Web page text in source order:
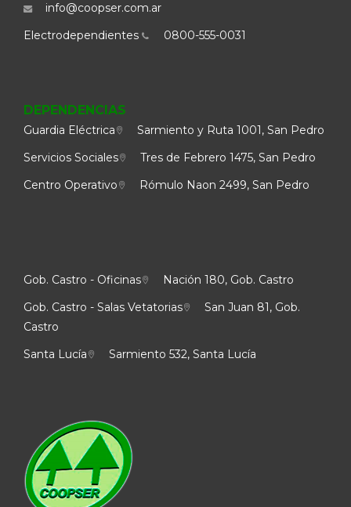
info@coopser.com.ar
Electrodependientes
0800-555-0031
DEPENDENCIAS
Guardia Eléctrica
Sarmiento y Ruta 1001, San Pedro
Servicios Sociales
Tres de Febrero 1475, San Pedro
Centro Operativo
Rómulo Naon 2499, San Pedro
Gob. Castro - Oficinas
Nación 180, Gob. Castro
Gob. Castro - Salas Vetatorias
San Juan 81, Gob.
Castro
Santa Lucía
Sarmiento 532, Santa Lucía